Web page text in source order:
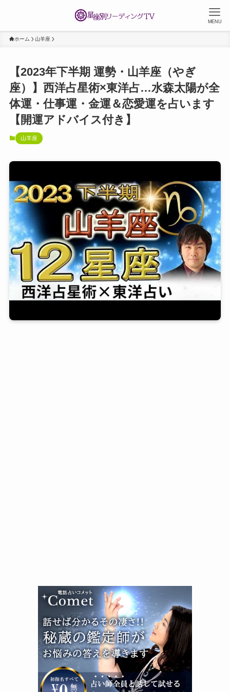
MENU
ホーム 山羊座
【2023年下半期 運勢・山羊座（やぎ
座）】西洋占星術×東洋占…水森太陽が全
体運・仕事運・金運＆恋愛運を占います
【開運アドバイス付き】
山羊座